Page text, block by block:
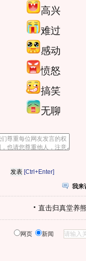
高兴
难过
感动
愤怒
搞笑
无聊
[Ctrl+Enter]
我来
直击归真堂养
网页 新闻